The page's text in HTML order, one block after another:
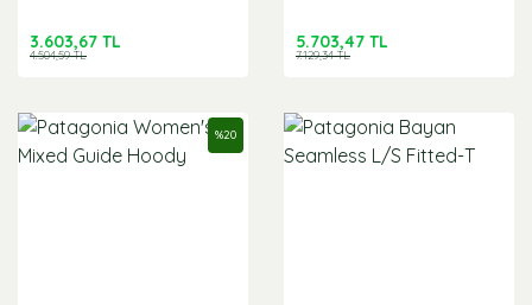
3.603,67 TL
4.504,59 TL
5.703,47 TL
7.129,34 TL
%20